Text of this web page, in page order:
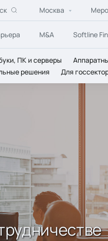
Москва
M&A Softline
ПК и серверы
решения Для